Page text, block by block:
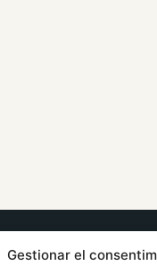
Gestionar el